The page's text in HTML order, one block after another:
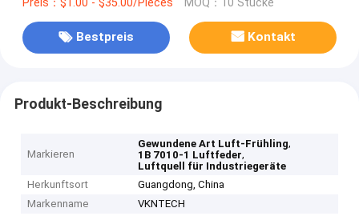
Bestpreis Kontakt
Produkt-Beschreibung
Markieren
Gewundene Art Luft-Frühling,
1B 7010-1 Luftfeder,
Luftquell für Industriegeräte
Herkunftsort
Guangdong, China
Markenname
VKNTECH